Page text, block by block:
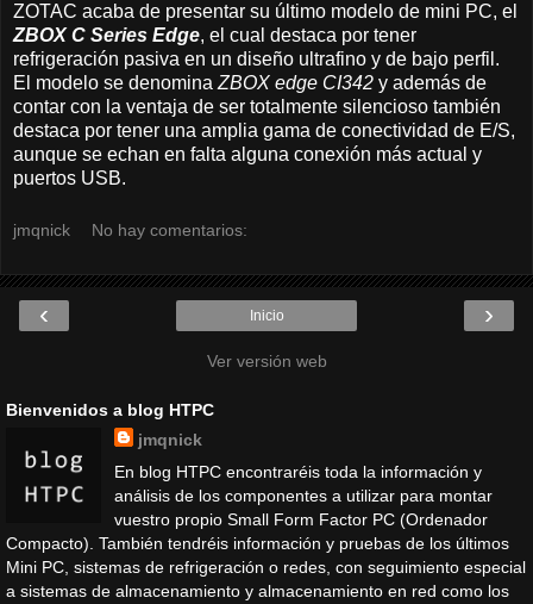
ZOTAC acaba de presentar su último modelo de mini PC, el
ZBOX C Series Edge, el cual destaca por tener
refrigeración pasiva en un diseño ultrafino y de bajo perfil.
El modelo se denomina ZBOX edge CI342 y además de
contar con la ventaja de ser totalmente silencioso también
destaca por tener una amplia gama de conectividad de E/S,
aunque se echan en falta alguna conexión más actual y
puertos USB.
jmqnick No hay comentarios:
‹ ›
Inicio
Ver versión web
Bienvenidos a blog HTPC
jmqnick
En blog HTPC encontraréis toda la información y
análisis de los componentes a utilizar para montar
vuestro propio Small Form Factor PC (Ordenador
Compacto). También tendréis información y pruebas de los últimos
Mini PC, sistemas de refrigeración o redes, con seguimiento especial
a sistemas de almacenamiento y almacenamiento en red como los